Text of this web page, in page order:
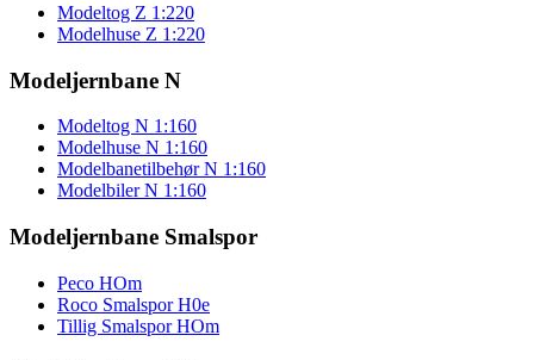
Modeltog Z 1:220
Modelhuse Z 1:220
Modeljernbane N
Modeltog N 1:160
Modelhuse N 1:160
Modelbanetilbehør N 1:160
Modelbiler N 1:160
Modeljernbane Smalspor
Peco HOm
Roco Smalspor H0e
Tillig Smalspor HOm